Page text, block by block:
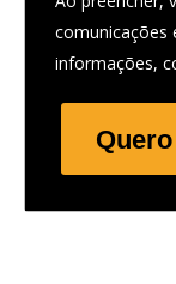
comunicações
informações,